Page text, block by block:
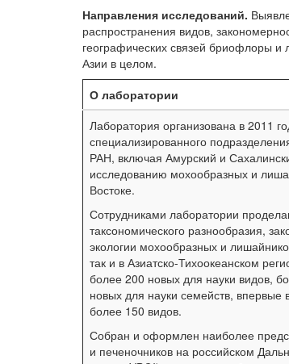
Направления исследований.
распространения видов,
географических связей бриофлоры и
Азии в целом.
О лаборатории
Лаборатория организована в 2011
специализированного
РАН, включая Амурский и
исследованию мохообразных и
Востоке.
Сотрудниками лаборатории
таксономического разнообразия,
экологии мохообразных и
так и в Азиатско­-Тихоокеанском
более 200 новых для науки видов,
новых для науки семейств, впервые
более 150 видов.
Собран и оформлен наиболее
и печеночников на российском